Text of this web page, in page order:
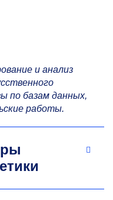
и анализ
по базам данных,
работы.